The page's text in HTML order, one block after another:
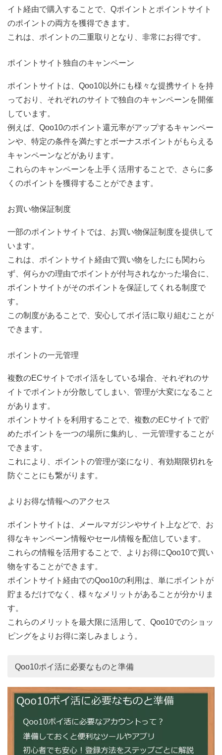
イト経由で購入することで、Qポイントとポイントサイト
のポイントの両方を獲得できます。
これは、ポイントの二重取りとなり、非常にお得です。
ポイントサイト独自のキャンペーン
ポイントサイトは、Qoo10以外にも様々な提携サイトを持
っており、それぞれのサイトで独自のキャンペーンを開催
しています。
例えば、Qoo10のポイント還元率がアップするキャンペー
ンや、特定の条件を満たすとボーナスポイントがもらえる
キャンペーンなどがあります。
これらのキャンペーンを上手く活用することで、さらに多
くのポイントを獲得することができます。
お買い物保証制度
一部のポイントサイトでは、お買い物保証制度を提供して
います。
これは、ポイントサイト経由で買い物をしたにも関わら
ず、何らかの理由でポイントが付与されなかった場合に、
ポイントサイトがそのポイントを保証してくれる制度で
す。
この制度があることで、安心してポイ活に取り組むことが
できます。
ポイントの一元管理
複数のECサイトでポイ活をしている場合、それぞれのサ
イトでポイントが分散してしまい、管理が大変になること
があります。
ポイントサイトを利用することで、複数のECサイトで貯
めたポイントを一つの場所に集約し、一元管理することが
できます。
これにより、ポイントの管理が楽になり、有効期限切れを
防ぐことにも繋がります。
よりお得な情報へのアクセス
ポイントサイトは、メールマガジンやサイト上などで、お
得なキャンペーン情報やセール情報を配信しています。
これらの情報を活用することで、よりお得にQoo10で買い
物をすることができます。
ポイントサイト経由でのQoo10の利用は、単にポイントが
貯まるだけでなく、様々なメリットがあることが分かりま
す。
これらのメリットを最大限に活用して、Qoo10でのショッ
ピングをよりお得に楽しみましょう。
Qoo10ポイ活に必要なものと準備